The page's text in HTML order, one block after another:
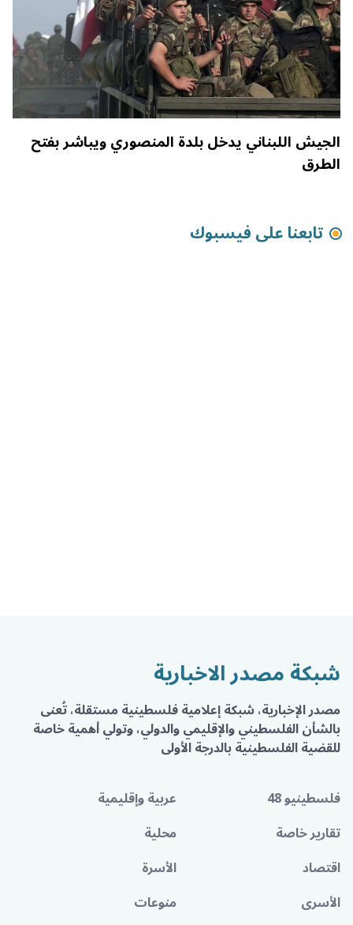
الجيش اللبناني يدخل بلدة المنصوري ويباشر بفتح
الطرق
تابعنا على فيسبوك
شبكة مصدر الاخبارية
مصدر الإخبارية، شبكة إعلامية فلسطينية مستقلة، تُعنى
بالشأن الفلسطيني والإقليمي والدولي، وتولي أهمية خاصة
للقضية الفلسطينية بالدرجة الأولى
فلسطينيو 48
عربية وإقليمية
تقارير خاصة
محلية
اقتصاد
الأسرة
الأسرى
منوعات